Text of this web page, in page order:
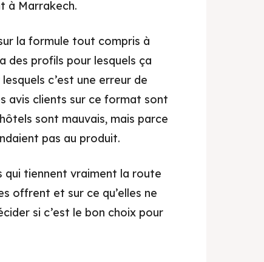
à Marrakech.
la formule tout compris à
des profils pour lesquels ça
c’est une erreur de
avis clients sur ce format sont
sont mauvais, mais parce
pas au produit.
qui tiennent vraiment la route
offrent et sur ce qu’elles ne
si c’est le bon choix pour